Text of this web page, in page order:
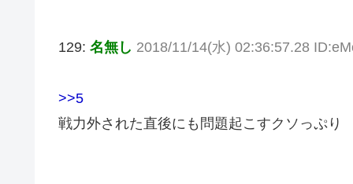
129: 名無し 2018/11/14(水) 02:36:57.28
>>5
戦力外された直後にも問題起こすクソっぷり